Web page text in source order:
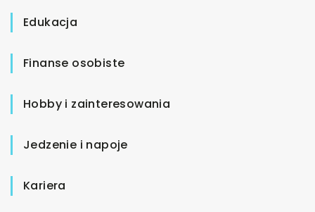
Edukacja
Finanse osobiste
Hobby i zainteresowania
Jedzenie i napoje
Kariera